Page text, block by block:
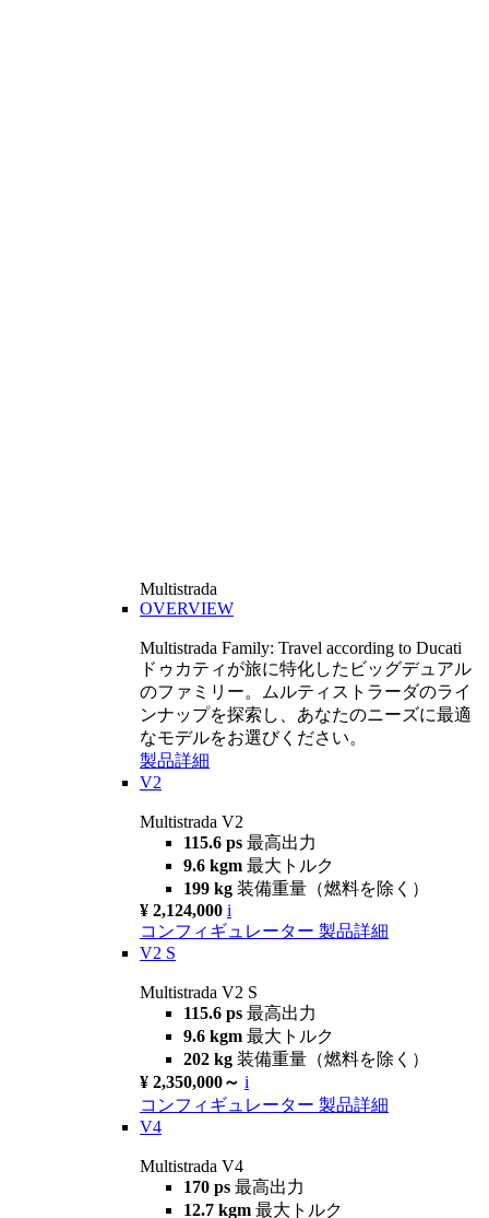
Multistrada
OVERVIEW
Multistrada Family: Travel according to Ducati
ドゥカティが旅に特化したビッグデュアル
のファミリー。ムルティストラーダのライ
ンナップを探索し、あなたのニーズに最適
なモデルをお選びください。
製品詳細
V2
Multistrada V2
115.6 ps 最高出力
9.6 kgm 最大トルク
199 kg 装備重量（燃料を除く）
¥ 2,124,000 i
コンフィギュレーター 製品詳細
V2 S
Multistrada V2 S
115.6 ps 最高出力
9.6 kgm 最大トルク
202 kg 装備重量（燃料を除く）
¥ 2,350,000～ i
コンフィギュレーター 製品詳細
V4
Multistrada V4
170 ps 最高出力
12.7 kgm 最大トルク